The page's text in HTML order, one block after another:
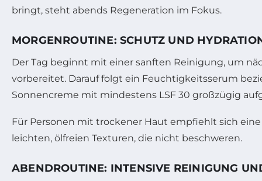
bringt, steht abends Regeneration im Fokus.
MORGENROUTINE: SCHUTZ UND
Der Tag beginnt mit einer sanften Reinigung, um
vorbereitet. Darauf folgt ein Feuchtigkeitsserum
Sonnencreme mit mindestens LSF 30 großzügig
Für Personen mit trockener Haut empfiehlt sich
leichten, ölfreien Texturen, die nicht beschweren.
ABENDROUTINE: INTENSIVE REINIGUNG